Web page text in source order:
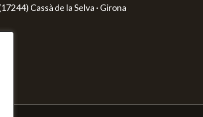
Cassà de la Selva · Girona